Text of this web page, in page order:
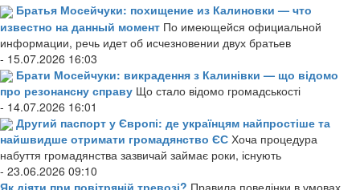
Братья Мосейчуки: похищение из Калиновки — что
известно на данный момент По имеющейся официальной
информации, речь идет об исчезновении двух братьев
- 15.07.2026 16:03
Брати Мосейчуки: викрадення з Калинівки — що відомо
про резонансну справу Що стало відомо громадськості
- 14.07.2026 16:01
Другий паспорт у Європі: де українцям найпростіше та
найшвидше отримати громадянство ЄС Хоча процедура
набуття громадянства зазвичай займає роки, існують
- 23.06.2026 09:10